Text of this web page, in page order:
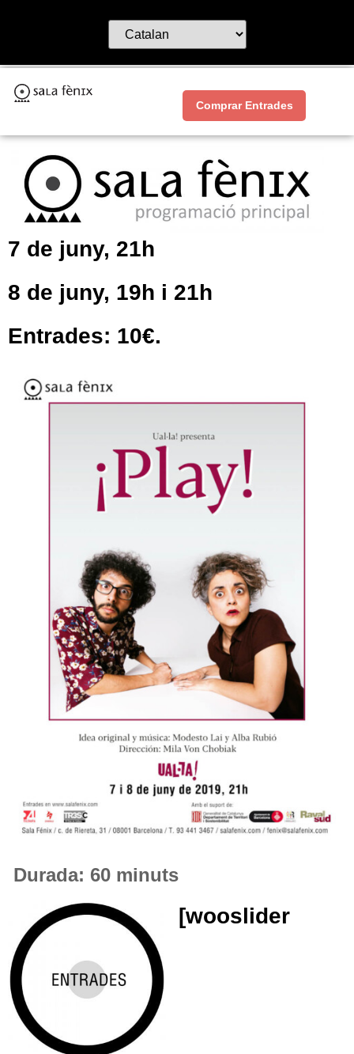
Comprar Entrades
7 de juny, 21h
8 de juny, 19h i 21h
Entrades: 10€.
Durada: 60 minuts
[wooslider